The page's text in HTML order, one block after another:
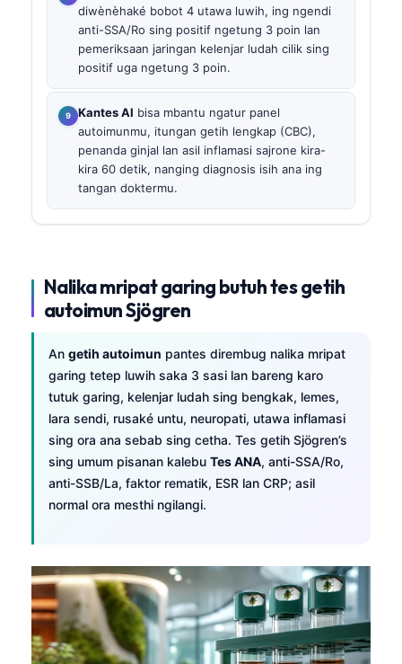
diwènèhaké bobot 4 utawa luwih, ing ngendi
anti-SSA/Ro sing positif ngetung 3 poin lan
pemeriksaan jaringan kelenjar ludah cilik sing
positif uga ngetung 3 poin.
Kantes AI bisa mbantu ngatur panel
autoimunmu, itungan getih lengkap (CBC),
penanda ginjal lan asil inflamasi sajrone kira-
kira 60 detik, nanging diagnosis isih ana ing
tangan doktermu.
Nalika mripat garing butuh tes getih
autoimun Sjögren
An getih autoimun pantes dirembug nalika mripat
garing tetep luwih saka 3 sasi lan bareng karo
tutuk garing, kelenjar ludah sing bengkak, lemes,
lara sendi, rusaké untu, neuropati, utawa inflamasi
sing ora ana sebab sing cetha. Tes getih Sjögren’s
sing umum pisanan kalebu Tes ANA, anti-SSA/Ro,
anti-SSB/La, faktor rematik, ESR lan CRP; asil
normal ora mesthi ngilangi.